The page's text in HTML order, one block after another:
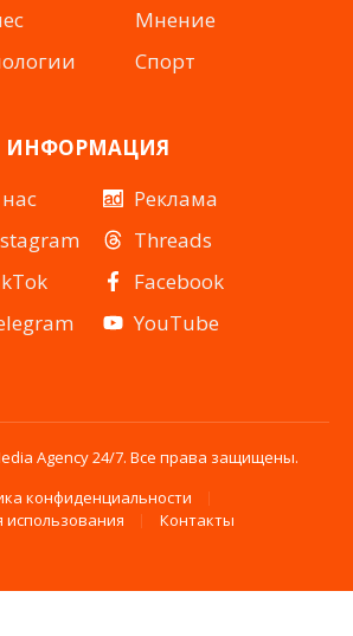
Мнение
Спорт
ИНФОРМАЦИЯ
Реклама
Threads
Facebook
YouTube
Agency 24/7. Все права защищены.
конфиденциальности
использования
Контакты